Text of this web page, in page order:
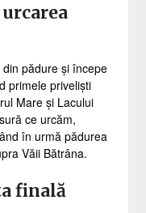
pădure și începe
primele priveliști
Mare și Lacului
ce urcăm,
în urmă pădurea
Văii Bătrâna.
finală